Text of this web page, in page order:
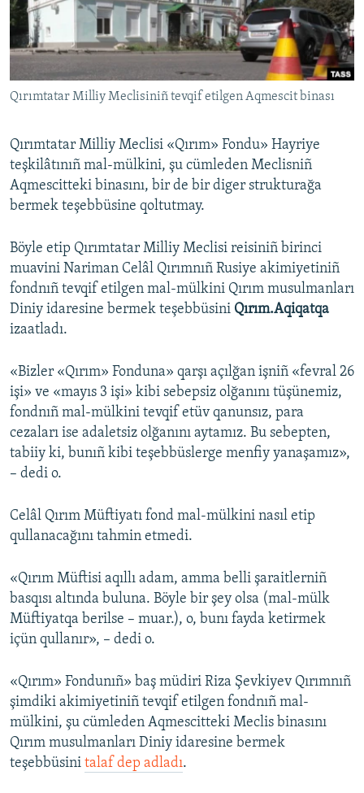
Русский
Українською
QOŞULIÑIZ!
RFE/RS bütün saytları
Qırımtatar Milliy Meclisiniñ tevqif etilgen Aqmescit binası
Qırımtatar Milliy Meclisi «Qırım» Fondu» Hayriye
teşkilâtınıñ mal-mülkini, şu cümleden Meclisniñ
Aqmescitteki binasını, bir de bir diger strukturağa
bermek teşebbüsine qoltutmay.
Böyle etip Qırımtatar Milliy Meclisi reisiniñ birinci
muavini Nariman Celâl Qırımnıñ Rusiye akimiyetiniñ
fondnıñ tevqif etilgen mal-mülkini Qırım musulmanları
Diniy idaresine bermek teşebbüsini Qırım.Aqiqatqa
izaatladı.
«Bizler «Qırım» Fonduna» qarşı açılğan işniñ «fevral 26
işi» ve «mayıs 3 işi» kibi sebepsiz olğanını tüşünemiz,
fondnıñ mal-mülkini tevqif etüv qanunsız, para
cezaları ise adaletsiz olğanını aytamız. Bu sebepten,
tabiiy ki, bunıñ kibi teşebbüslerge menfiy yanaşamız»,
– dedi o.
Celâl Qırım Müftiyatı fond mal-mülkini nasıl etip
qullanacağını tahmin etmedi.
«Qırım Müftisi aqıllı adam, amma belli şaraitlerniñ
basqısı altında buluna. Böyle bir şey olsa (mal-mülk
Müftiyatqa berilse – muar.), o, bunı fayda ketirmek
içün qullanır», – dedi o.
«Qırım» Fondunıñ» baş müdiri Riza Şevkiyev Qırımnıñ
şimdiki akimiyetiniñ tevqif etilgen fondnıñ mal-
mülkini, şu cümleden Aqmescitteki Meclis binasını
Qırım musulmanları Diniy idaresine bermek
teşebbüsini talaf dep adladı.